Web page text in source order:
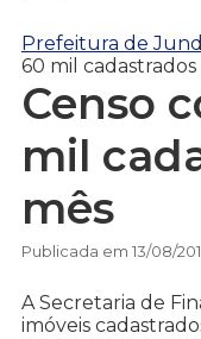
Prefeitura de
60 mil
Censo
mil
mês
Publicada em 13/08/
A Secretaria de
imóveis